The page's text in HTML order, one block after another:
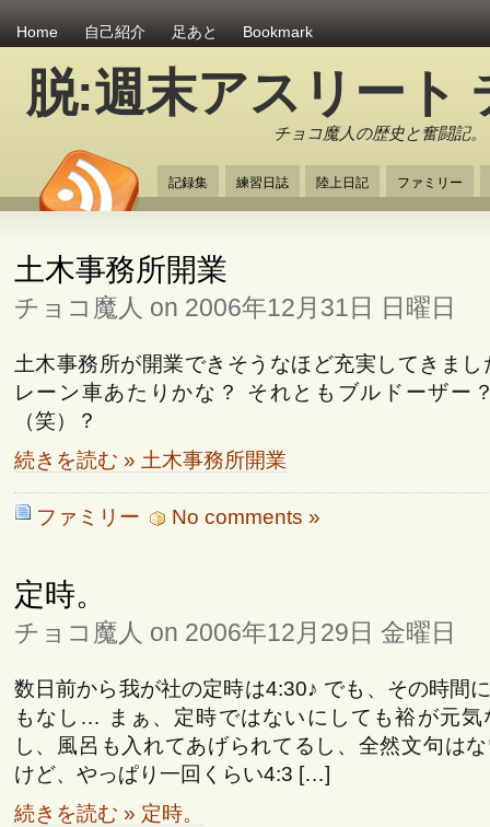
Home 自己紹介 足あと Bookmark
脱:週末アスリート
チョコ魔人の歴史と奮闘記。
記録集 練習日誌 陸上日記 ファミリー
土木事務所開業
チョコ魔人 on 2006年12月31日 日曜日
土木事務所が開業できそうなほど充実してきま
レーン車あたりかな？ それともブルドーザー
（笑）？
続きを読む » 土木事務所開業
ファミリー No comments »
定時。
チョコ魔人 on 2006年12月29日 金曜日
数日前から我が社の定時は4:30♪ でも、その時間
もなし… まぁ、定時ではないにしても裕が元気
し、風呂も入れてあげられてるし、全然文句は
けど、やっぱり一回くらい4:3 […]
続きを読む » 定時。